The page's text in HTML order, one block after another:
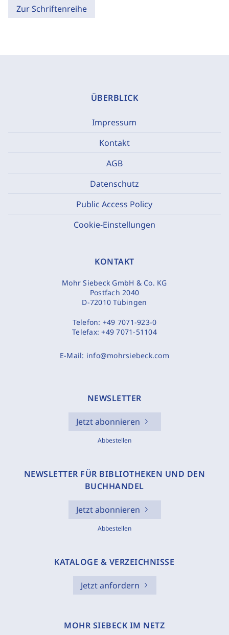
Zur Schriftenreihe
ÜBERBLICK
Impressum
Kontakt
AGB
Datenschutz
Public Access Policy
Cookie-Einstellungen
KONTAKT
Mohr Siebeck GmbH & Co. KG
Postfach 2040
D-72010 Tübingen
Telefon: +49 7071-923-0
Telefax:+49 7071-51104
E-Mail: info@mohrsiebeck.com
NEWSLETTER
Jetzt abonnieren
Abbestellen
NEWSLETTER FÜR BIBLIOTHEKEN UND DEN
BUCHHANDEL
Jetzt abonnieren
Abbestellen
KATALOGE & VERZEICHNISSE
Jetzt anfordern
MOHR SIEBECK IM NETZ